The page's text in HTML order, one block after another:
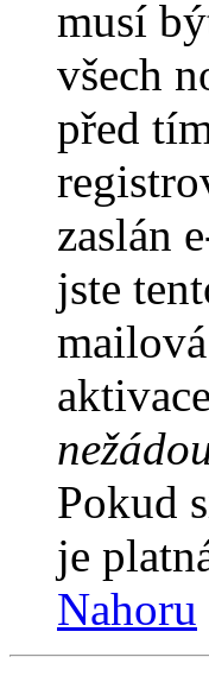
musí
všech
před
zaslán
jste
Pokud
je
Nahoru